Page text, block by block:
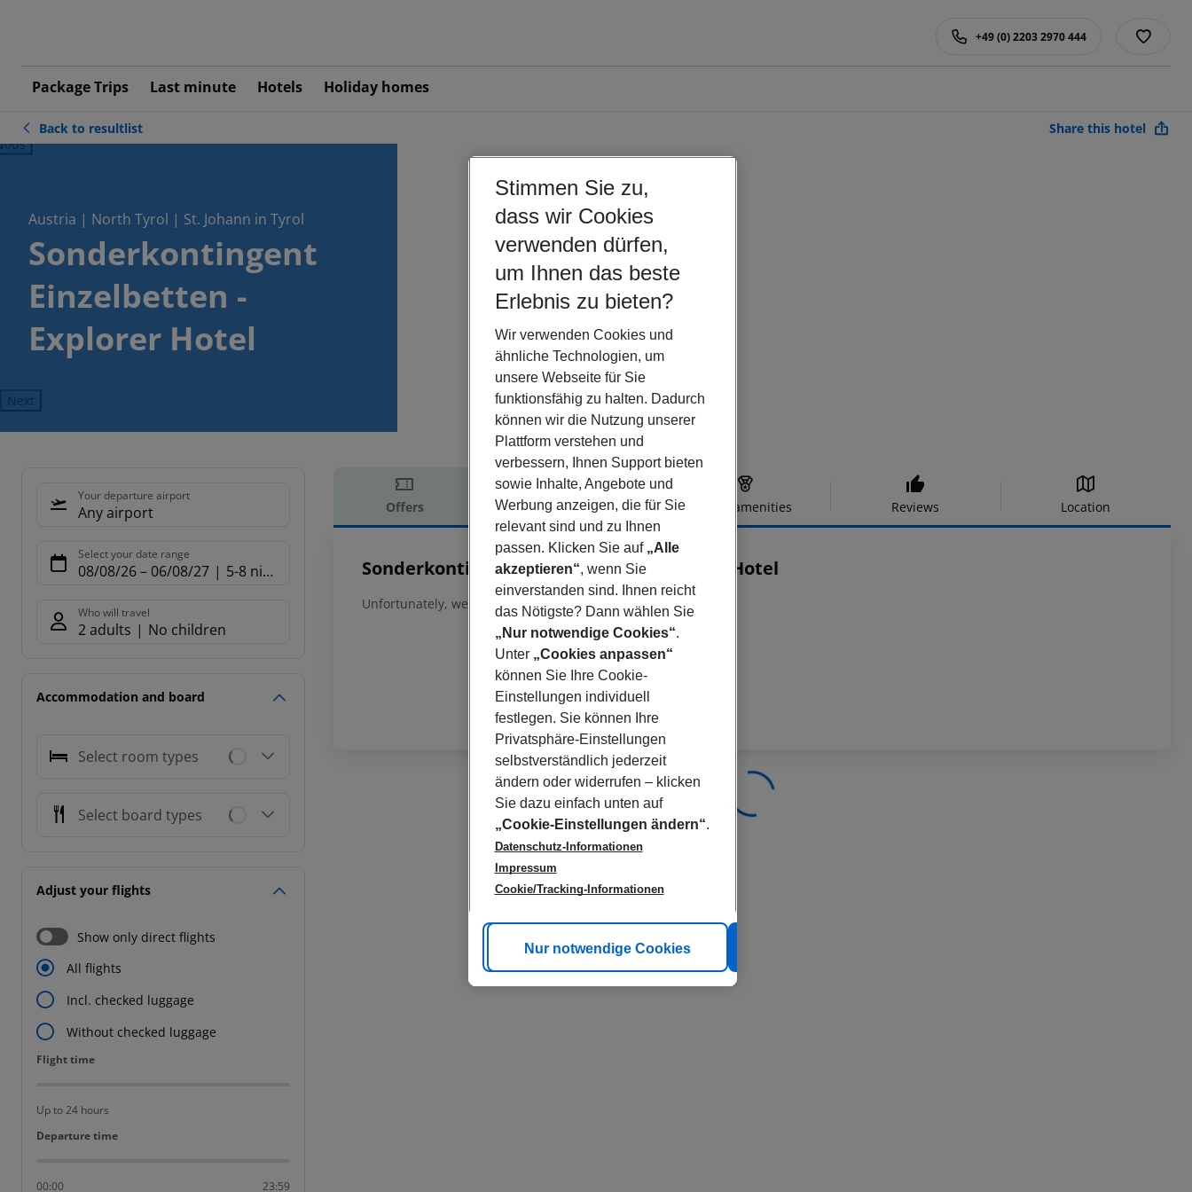
Package Trips Last minute Hotels Holiday homes
+49 (0) 2203 2970 444
Back to resultlist Share this hotel
Austria | North Tyrol | St. Johann in Tyrol
Sonderkontingent
Einzelbetten -
Explorer Hotel
Next
Your departure airport
Any airport
Select your date range
08/08/26– 06/08/27 5-8 nights
Who will travel
2 adults No children
Accommodation and board
Select room types
Select board types
Adjust your flights
Show only direct flights
All flights
Incl. checked luggage
Without checked luggage
Flight time
Flight time
Up to 24 hours
Departure time
Departure time
00:00 23:59
Offers Offer description Hotel amenities Reviews Location
Offer description
Sonderkontingent Einzelbetten - Explorer Hotel
Unfortunately, we do not have any description available
Stimmen Sie zu,
dass wir Cookies
verwenden dürfen,
um Ihnen das beste
Erlebnis zu bieten?
Wir verwenden Cookies und
ähnliche Technologien, um
unsere Webseite für Sie
funktionsfähig zu halten. Dadurch
können wir die Nutzung unserer
Plattform verstehen und
verbessern, Ihnen Support bieten
sowie Inhalte, Angebote und
Werbung anzeigen, die für Sie
relevant sind und zu Ihnen
passen. Klicken Sie auf „Alle
akzeptieren“, wenn Sie
einverstanden sind. Ihnen reicht
das Nötigste? Dann wählen Sie
„Nur notwendige Cookies“.
Unter „Cookies anpassen“
können Sie Ihre Cookie-
Einstellungen individuell
festlegen. Sie können Ihre
Privatsphäre-Einstellungen
selbstverständlich jederzeit
ändern oder widerrufen – klicken
Sie dazu einfach unten auf
„Cookie-Einstellungen ändern“.
Datenschutz-Informationen
Impressum
Cookie/Tracking-Informationen
Cookie anpassen
Nur notwendige Cookies